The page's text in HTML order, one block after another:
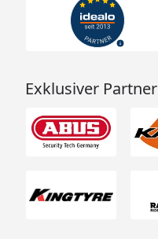
Exklusiver